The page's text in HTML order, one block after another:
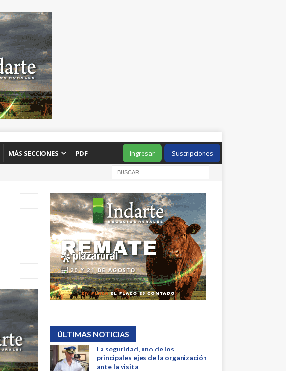
MÁS SECCIONES PDF Suscripciones
Ingresar
ÚLTIMAS NOTICIAS
La seguridad, uno de los
principales ejes de la organización
ante la visita